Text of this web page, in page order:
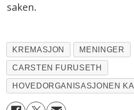
saken.
KREMASJON MENINGER
CARSTEN FURUSETH
HOVEDORGANISASJONEN KA